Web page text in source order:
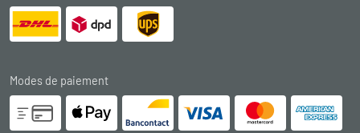
Modes de paiement